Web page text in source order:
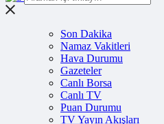
Son Dakika
Namaz Vakitleri
Hava Durumu
Gazeteler
Canlı Borsa
Canlı TV
Puan Durumu
TV Yayın Akışları